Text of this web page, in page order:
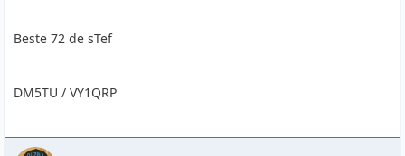
Beste 72 de sTef
DM5TU / VY1QRP